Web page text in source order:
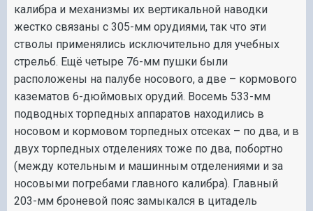
калибра и механизмы их вертикальной наводки
жестко связаны с 305-мм орудиями, так что эти
стволы применялись исключительно для учебных
стрельб. Ещё четыре 76-мм пушки были
расположены на палубе носового, а две – кормового
казематов 6-дюймовых орудий. Восемь 533-мм
подводных торпедных аппаратов находились в
носовом и кормовом торпедных отсеках – по два, и в
двух торпедных отделениях тоже по два, побортно
(между котельным и машинным отделениями и за
носовыми погребами главного калибра). Главный
203-мм броневой пояс замыкался в цитадель